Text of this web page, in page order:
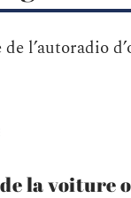
l’autoradio
la voiture